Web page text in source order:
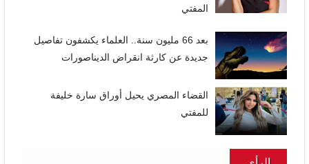
المفتي
بعد 66 مليون سنة.. العلماء يكشفون تفاصيل
جديدة عن كارثة انقراض الديناصورات
القضاء المصري يحيل أوراق سارة خليفة
للمفتي